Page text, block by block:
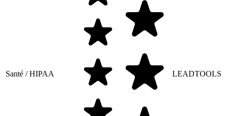
Santé / HIPAA LEADTOOLS